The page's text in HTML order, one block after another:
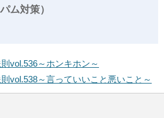
ム対策）
vol.536～ホンキホン～
vol.538～言っていいこと悪いこと～